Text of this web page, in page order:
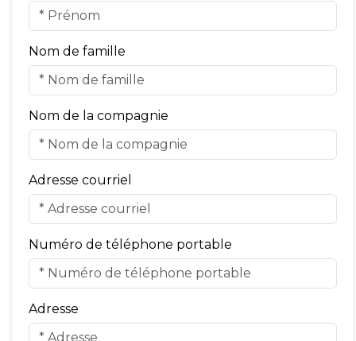
Nom de famille
Nom de la compagnie
Adresse courriel
Numéro de téléphone portable
Adresse